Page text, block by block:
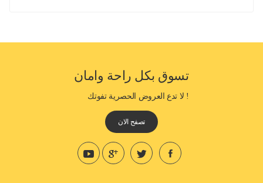
تسوق بكل راحة وامان
! لا تدع العروض الحصرية تفوتك
تصفح الان